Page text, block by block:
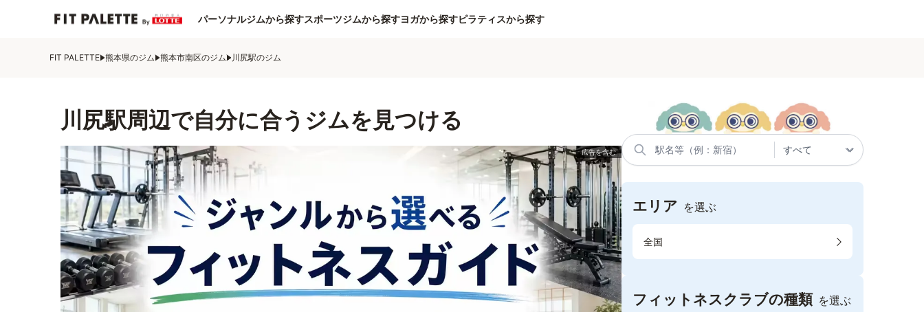
パーソナルジムから探すスポーツジムから探すヨガから探すピラティスから探す
FIT PALETTE 熊本県のジム 熊本市南区のジム 川尻駅のジム
川尻駅周辺で自分に合うジムを見つける
エリア を選ぶ
全国
フィットネスクラブの種類 を選ぶ